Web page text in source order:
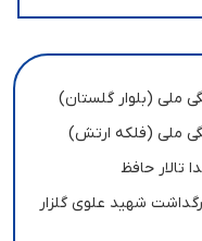
ملی (بلوار گلستان)
ملی (فلکه ارتش)
تالار حافظ
شهید علوی گلزار